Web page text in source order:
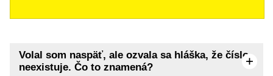
Volal som naspäť, ale ozvala sa hláška, že číslo
neexistuje. Čo to znamená?